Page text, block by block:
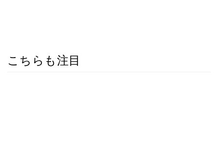
こちらも注目